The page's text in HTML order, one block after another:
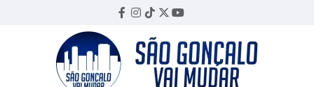
Facebook
Instagram
TikTok
TwitterYouTube